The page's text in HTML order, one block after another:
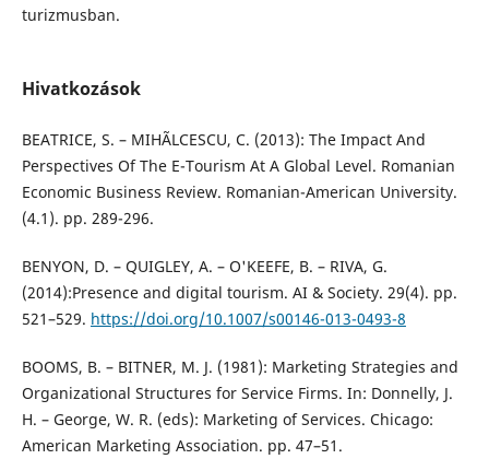
turizmusban.
Hivatkozások
BEATRICE, S. – MIHÃLCESCU, C. (2013): The Impact And
Perspectives Of The E-Tourism At A Global Level. Romanian
Economic Business Review. Romanian-American University.
(4.1). pp. 289-296.
BENYON, D. – QUIGLEY, A. – O'KEEFE, B. – RIVA, G.
(2014):Presence and digital tourism. AI & Society. 29(4). pp.
521–529. https://doi.org/10.1007/s00146-013-0493-8
BOOMS, B. – BITNER, M. J. (1981): Marketing Strategies and
Organizational Structures for Service Firms. In: Donnelly, J.
H. – George, W. R. (eds): Marketing of Services. Chicago:
American Marketing Association. pp. 47–51.